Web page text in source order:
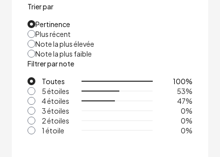
Trier par
Pertinence
Plus récent
Note la plus élevée
Note la plus faible
Filtrer par note
Toutes
100%
5 étoiles
53%
4 étoiles
47%
3 étoiles
0%
2 étoiles
0%
1 étoile
0%